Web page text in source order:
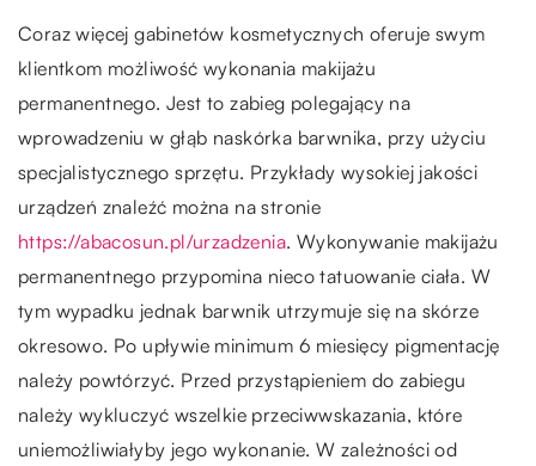
Coraz więcej gabinetów kosmetycznych oferuje swym
klientkom możliwość wykonania makijażu
permanentnego. Jest to zabieg polegający na
wprowadzeniu w głąb naskórka barwnika, przy użyciu
specjalistycznego sprzętu. Przykłady wysokiej jakości
urządzeń znaleźć można na stronie
https://abacosun.pl/urzadzenia. Wykonywanie makijażu
permanentnego przypomina nieco tatuowanie ciała. W
tym wypadku jednak barwnik utrzymuje się na skórze
okresowo. Po upływie minimum 6 miesięcy pigmentację
należy powtórzyć. Przed przystąpieniem do zabiegu
należy wykluczyć wszelkie przeciwwskazania, które
uniemożliwiałyby jego wykonanie. W zależności od